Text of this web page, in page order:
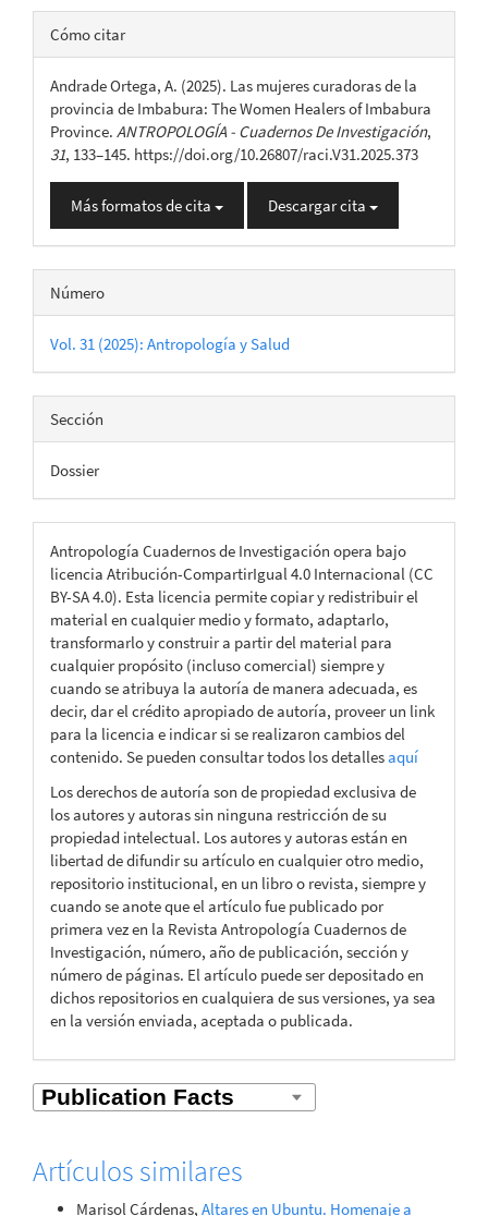
Detalles
del
artículo
Cómo citar
Andrade Ortega, A. (2025). Las mujeres curadoras de la
provincia de Imbabura: The Women Healers of Imbabura
Province. ANTROPOLOGÍA - Cuadernos De Investigación,
31, 133–145. https://doi.org/10.26807/raci.V31.2025.373
Más formatos de cita Descargar cita
Número
Vol. 31 (2025): Antropología y Salud
Sección
Dossier
Antropología Cuadernos de Investigación opera bajo
licencia Atribución-CompartirIgual 4.0 Internacional (CC
BY-SA 4.0). Esta licencia permite copiar y redistribuir el
material en cualquier medio y formato, adaptarlo,
transformarlo y construir a partir del material para
cualquier propósito (incluso comercial) siempre y
cuando se atribuya la autoría de manera adecuada, es
decir, dar el crédito apropiado de autoría, proveer un link
para la licencia e indicar si se realizaron cambios del
contenido. Se pueden consultar todos los detallesaquí
Los derechos de autoría son de propiedad exclusiva de
los autores y autoras sin ninguna restricción de su
propiedad intelectual. Los autores y autoras están en
libertad de difundir su artículo en cualquier otro medio,
repositorio institucional, en un libro o revista, siempre y
cuando se anote que el artículo fue publicado por
primera vez en la Revista Antropología Cuadernos de
Investigación, número, año de publicación, sección y
número de páginas. El artículo puede ser depositado en
dichos repositorios en cualquiera de sus versiones, ya sea
en la versión enviada, aceptada o publicada.
Artículos similares
Marisol Cárdenas, Altares en Ubuntu. Homenaje a